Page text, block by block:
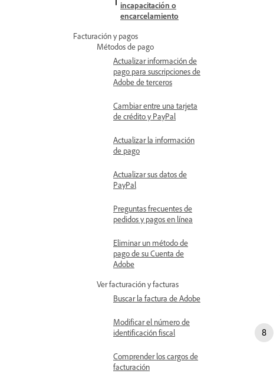
incapacitación o
encarcelamiento
Facturación y pagos
Métodos de pago
Actualizar información de
pago para suscripciones de
Adobe de terceros
Cambiar entre una tarjeta
de crédito y PayPal
Actualizar la información
de pago
Actualizar sus datos de
PayPal
Preguntas frecuentes de
pedidos y pagos en línea
Eliminar un método de
pago de su Cuenta de
Adobe
Ver facturación y facturas
Buscar la factura de Adobe
Modificar el número de
identificación fiscal
Comprender los cargos de
facturación